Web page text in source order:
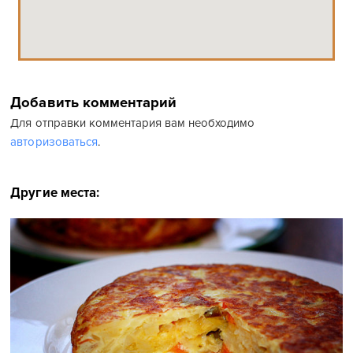
Добавить комментарий
Для отправки комментария вам необходимо
авторизоваться.
Другие места: